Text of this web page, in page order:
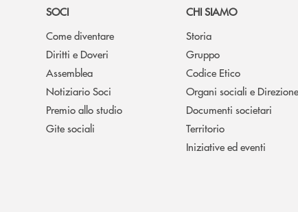
SOCI
Come diventare
Diritti e Doveri
Assemblea
Notiziario Soci
Premio allo studio
Gite sociali
CHI SIAMO
Storia
Gruppo
Codice Etico
Organi sociali e Direzione
Documenti societari
Territorio
Iniziative ed eventi